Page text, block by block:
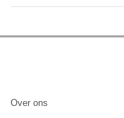
Over ons